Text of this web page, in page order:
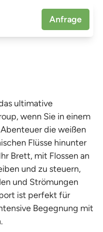
Anfrage
ultimative
wenn Sie in einem
die weißen
Flüsse hinunter
Brett, mit Flossen an
und zu steuern,
und Strömungen
ist perfekt für
Begegnung mit